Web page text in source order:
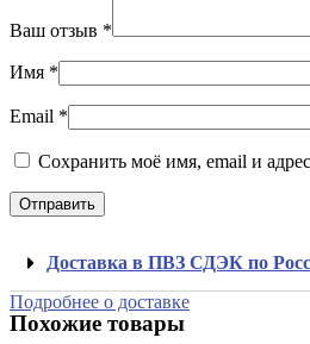
Ваш отзыв *
Имя *
Email *
Сохранить моё имя, email и
Доставка в ПВЗ СДЭК по
Подробнее о доставке
Похожие товары